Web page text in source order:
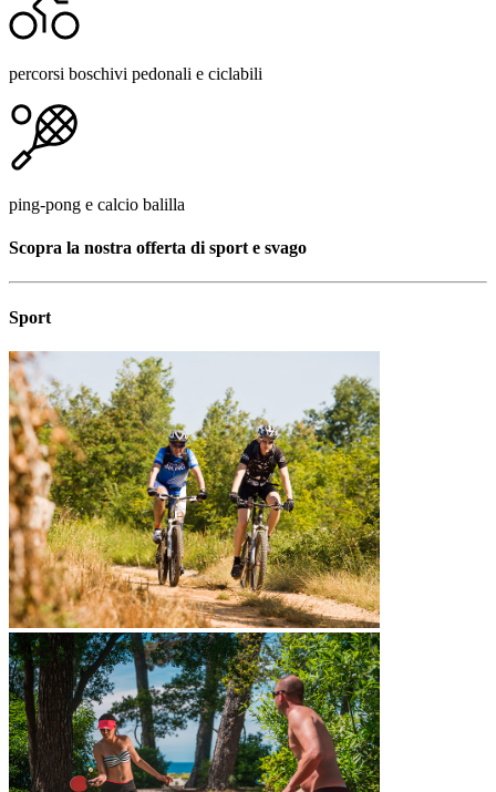
percorsi boschivi pedonali e ciclabili
ping-pong e calcio balilla
Scopra la nostra offerta di sport e svago
Sport